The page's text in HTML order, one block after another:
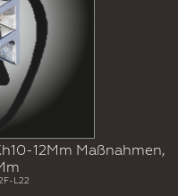
12Mm Maßnahmen,
L22